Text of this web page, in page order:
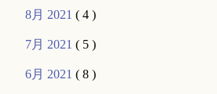
8月 2021( 4 )
7月 2021( 5 )
6月 2021( 8 )